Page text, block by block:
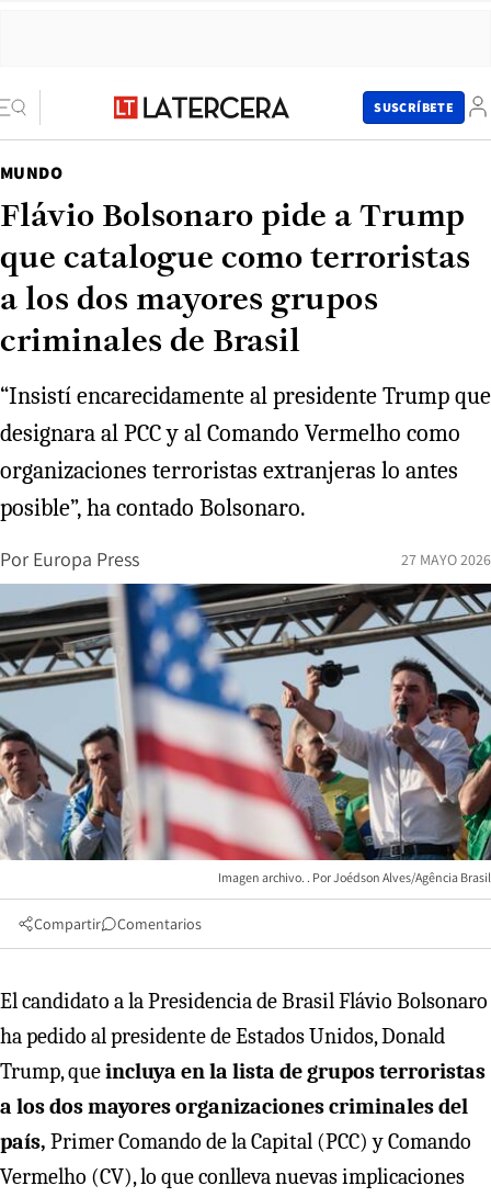
SUSCRÍBETE
MUNDO
Flávio Bolsonaro pide a Trump
que catalogue como terroristas
a los dos mayores grupos
criminales de Brasil
“Insistí encarecidamente al presidente Trump que
designara al PCC y al Comando Vermelho como
organizaciones terroristas extranjeras lo antes
posible”, ha contado Bolsonaro.
Por Europa Press 27 MAYO 2026
Imagen archivo. Joédson Alves/Agência Brasil
Compartir Comentarios
El candidato a la Presidencia de Brasil Flávio Bolsonaro
ha pedido al presidente de Estados Unidos, Donald
Trump, queincluya en la lista de grupos terroristas
a los dos mayores organizaciones criminales del
país, Primer Comando de la Capital (PCC) y Comando
Vermelho (CV), lo que conlleva nuevas implicaciones